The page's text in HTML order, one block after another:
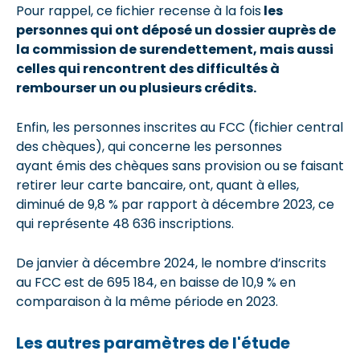
Pour rappel, ce fichier recense à la foisles
personnesqui ont déposé un dossier auprès de
la commission de surendettement, mais aussi
cellesqui rencontrent desdifficultés à
rembourser un ou plusieurs crédits.
Enfin, les personnes inscrites au FCC (fichier central
des chèques), qui concerne les personnes
ayant émis des chèques sans provision ou se faisant
retirer leur carte bancaire, ont, quant à elles,
diminué de 9,8 % par rapport à décembre 2023, ce
qui représente 48 636 inscriptions.
De janvier à décembre 2024, le nombre d’inscrits
au FCC est de 695 184, en baisse de 10,9 % en
comparaison à la même période en 2023.
Les autres paramètres de l'étude